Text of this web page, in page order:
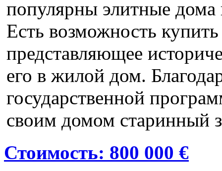
популярны элитные
Есть возможность
представляющее
его в жилой дом.
государственной
своим домом старинный
Стоимость: 800 000 €